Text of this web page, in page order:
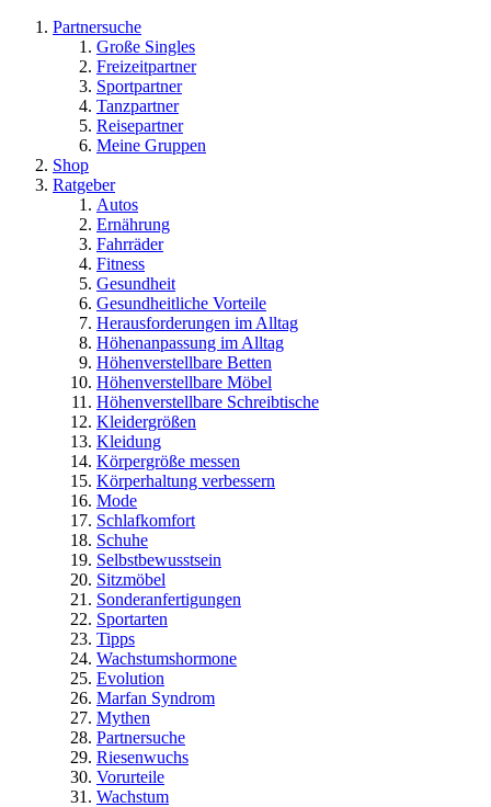
Partnersuche
Große Singles
Freizeitpartner
Sportpartner
Tanzpartner
Reisepartner
Meine Gruppen
Shop
Ratgeber
Autos
Ernährung
Fahrräder
Fitness
Gesundheit
Gesundheitliche Vorteile
Herausforderungen im Alltag
Höhenanpassung im Alltag
Höhenverstellbare Betten
Höhenverstellbare Möbel
Höhenverstellbare Schreibtische
Kleidergrößen
Kleidung
Körpergröße messen
Körperhaltung verbessern
Mode
Schlafkomfort
Schuhe
Selbstbewusstsein
Sitzmöbel
Sonderanfertigungen
Sportarten
Tipps
Wachstumshormone
Evolution
Marfan Syndrom
Mythen
Partnersuche
Riesenwuchs
Vorurteile
Wachstum